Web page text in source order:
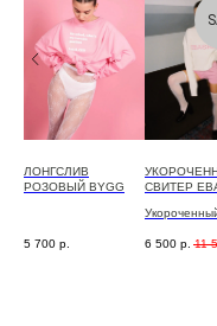
ЛОНГСЛИВ
РОЗОВЫЙ BYGG
5 700 р.
СВИТЕР
который
6 500 р. 11